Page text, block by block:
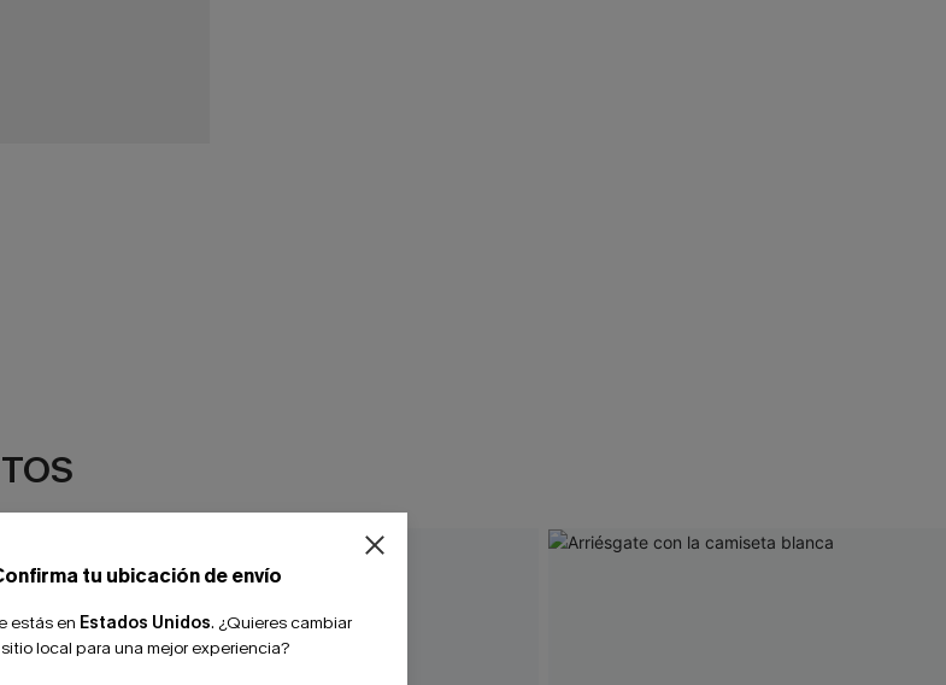
tu ubicación de envío
estás en Estados Unidos. ¿Quieres cambiar
local para una mejor experiencia?
-10% extra sin compra mínima